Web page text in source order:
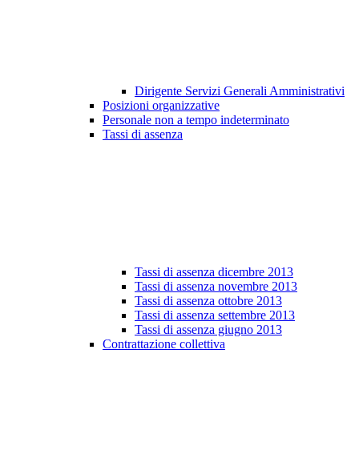
Dirigente Servizi Generali Amministrativi
Posizioni organizzative
Personale non a tempo indeterminato
Tassi di assenza
Tassi di assenza dicembre 2013
Tassi di assenza novembre 2013
Tassi di assenza ottobre 2013
Tassi di assenza settembre 2013
Tassi di assenza giugno 2013
Contrattazione collettiva